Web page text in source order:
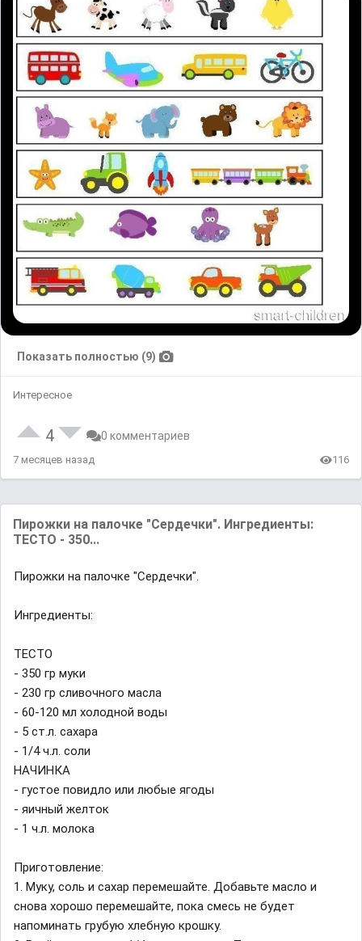
Показать полностью (9)
Интересное
4 0 комментариев
7 месяцев назад 116
Пирожки на палочке "Сердечки". Ингредиенты:
ТЕСТО - 350...
Пирожки на палочке "Сердечки".
Ингредиенты:
ТЕСТО
- 350 гр муки
- 230 гр сливочного масла
- 60-120 мл холодной воды
- 5 ст.л. сахара
- 1/4 ч.л. соли
НАЧИНКА
- густое повидло или любые ягоды
- яичный желток
- 1 ч.л. молока
Приготовление:
1. Муку, соль и сахар перемешайте. Добавьте масло и
снова хорошо перемешайте, пока смесь не будет
напоминать грубую хлебную крошку.